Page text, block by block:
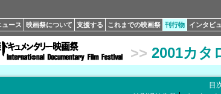
ュース 映画祭について 支援する これまでの映画祭 刊行物 インタビ
>> 2001カタ
目